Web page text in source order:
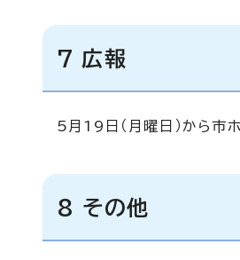
7 広報
5月19日（月曜日）から市
8 その他